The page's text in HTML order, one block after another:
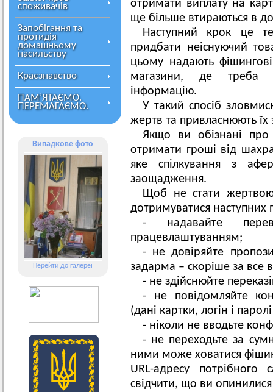
споживачів
Запобігання та
протидія
домашньому
насильству
Краєзнавство
ПАМ’ЯТАЄМО.
ПЕРЕМАГАЄМО.
Випадкове фото
Перейти до галереї
отримати виплату на
ще більше втираються в
Наступний крок це
придбати неіснуючий
цьому надають
магазини, де треба
інформацію.
У такий спосіб
жертв та привласнюють
Якщо ви обізнані про
отримати гроші від
яке спілкування з
заощадження.
Щоб не стати жертвою
дотримуватися наступних
- надавайте
працевлаштуванням;
- не довіряйте
задарма – скоріше за все
- не здійснюйте
- не повідомляйте
(дані картки, логін і
- ніколи не вводьте
- не переходьте за
ними може ховатися
URL-адресу
свідчити, що ви